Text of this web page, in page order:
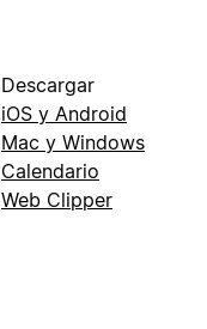
Descargar
iOS y Android
Mac y Windows
Calendario
Web Clipper